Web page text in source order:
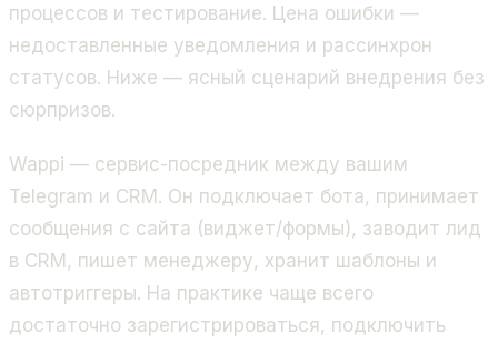
процессов и тестирование. Цена ошибки —
недоставленные уведомления и рассинхрон
статусов. Ниже — ясный сценарий внедрения без
сюрпризов.
Wappi — сервис-посредник между вашим
Telegram и CRM. Он подключает бота, принимает
сообщения с сайта (виджет/формы), заводит лид
в CRM, пишет менеджеру, хранит шаблоны и
автотриггеры. На практике чаще всего
достаточно зарегистрироваться, подключить